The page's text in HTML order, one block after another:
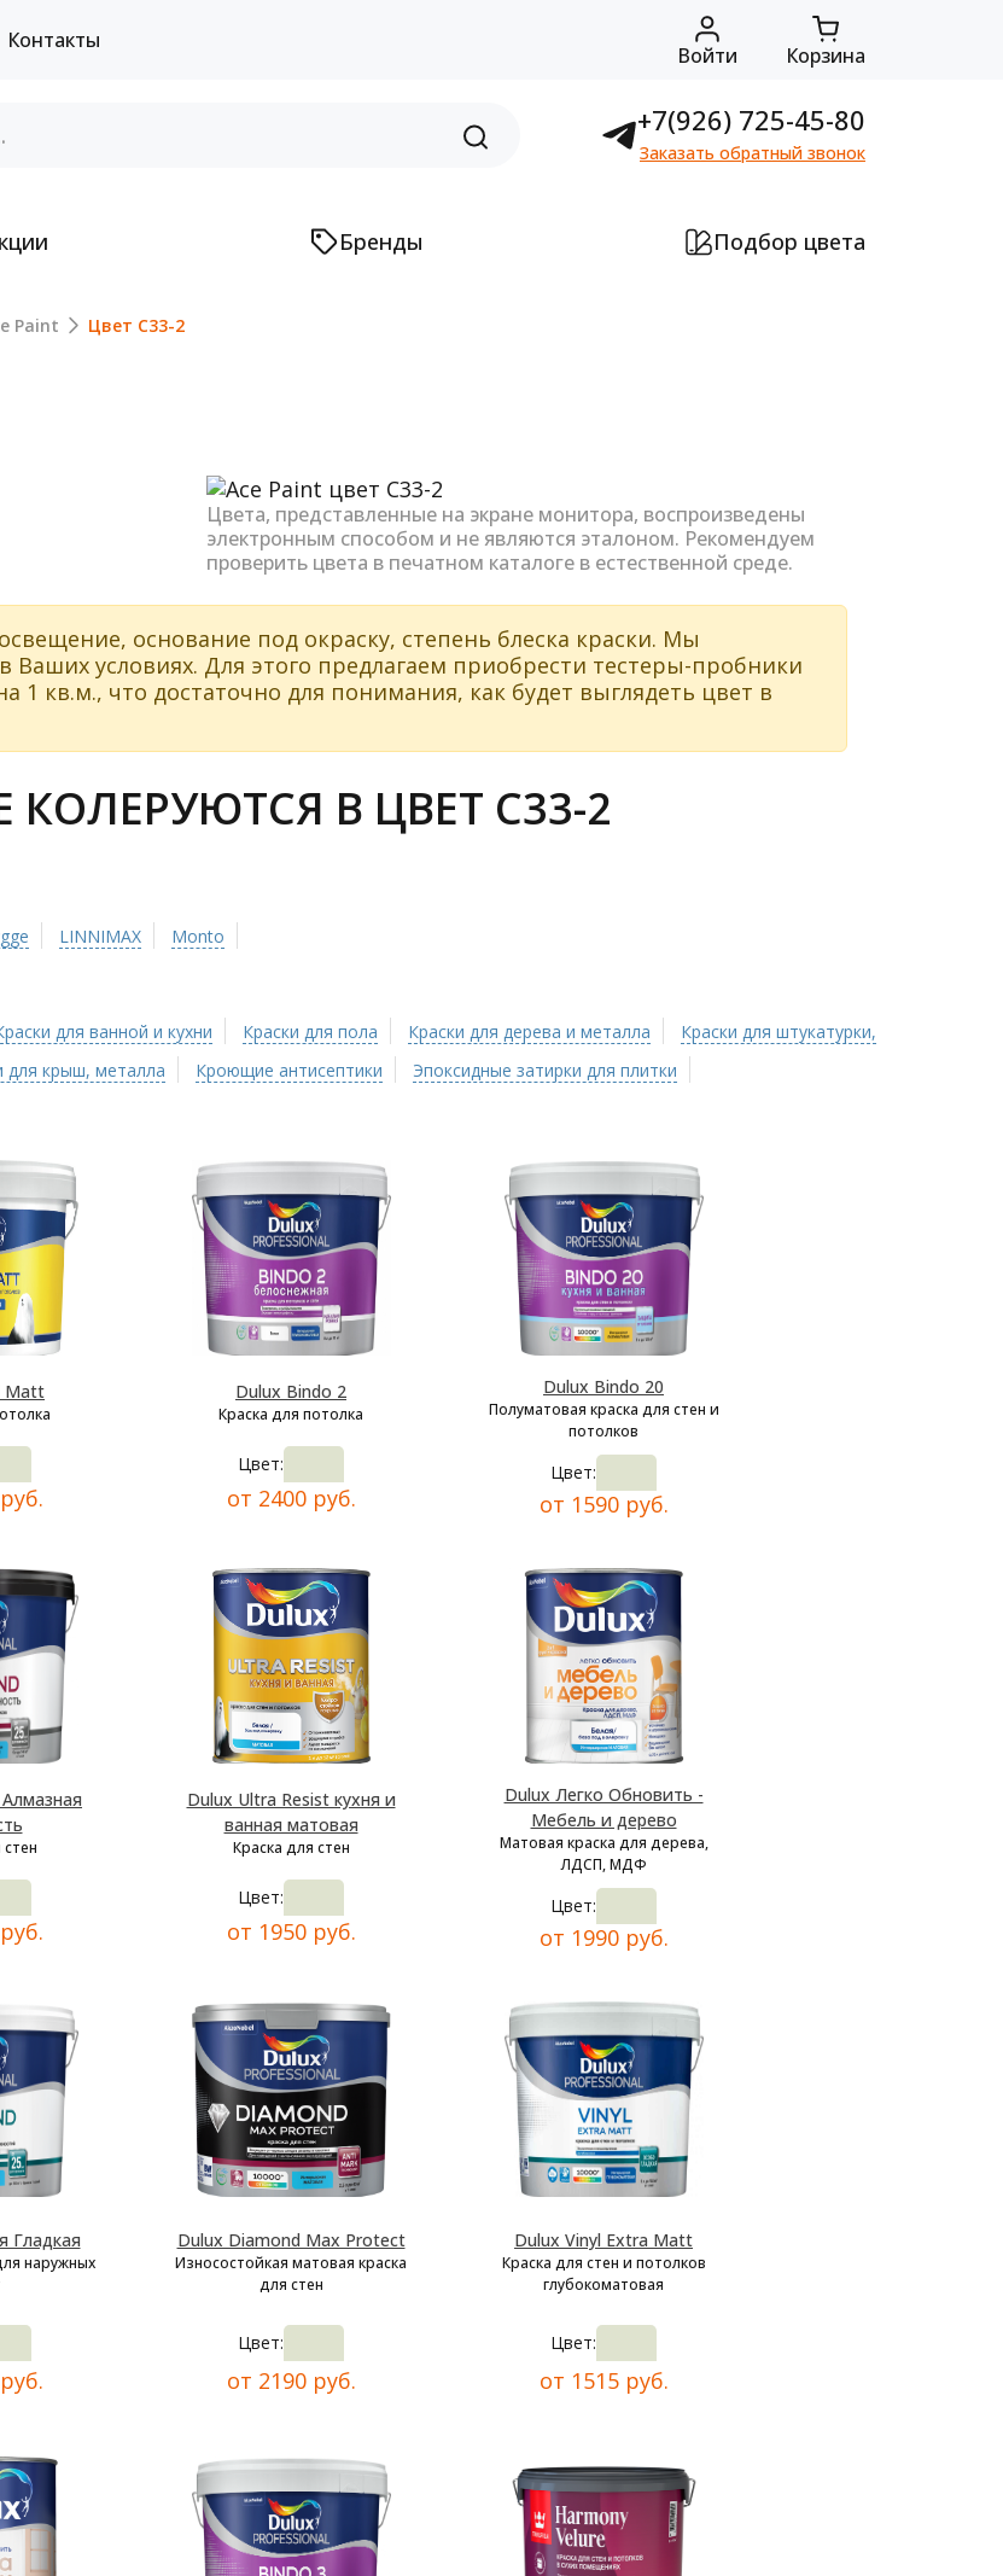
Контакты
Войти Корзина
+7(926) 725-45-80
Заказать обратный звонок
Бренды Подбор цвета
Paint Цвет C33-2
Цвета, представленные на экране монитора, воспроизведены
электронным способом и не являются эталоном. Рекомендуем
проверить цвета в печатном каталоге в естественной среде.
основание под окраску, степень блеска краски. Мы
условиях. Для этого предлагаем приобрести тестеры-пробники
1 кв.м., что достаточно для понимания, как будет выглядеть цвет в
В ЦВЕТ C33-2
LINNIMAX
Monto
для ванной и кухни Краски для пола Краски для дерева и металла
Краски для штукатурки,
для крыш, металла Кроющие антисептики Эпоксидные затирки для плитки
Matt Dulux Bindo 2
Краска для потолка
Цвет:
от 2400 руб.
Dulux Bindo 20
Полуматовая краска для стен и
потолков
Цвет:
от 1590 руб.
Dulux Ultra Resist кухня и
ванная матовая
Краска для стен
Цвет:
от 1950 руб.
Dulux Легко Обновить -
Мебель и дерево
Матовая краска для дерева,
ЛДСП, МДФ
Цвет:
от 1990 руб.
Гладкая
наружных
Dulux Diamond Max Protect
Износостойкая матовая краска
для стен
Цвет:
от 2190 руб.
Dulux Vinyl Extra Matt
Краска для стен и потолков
глубокоматовая
Цвет:
от 1515 руб.